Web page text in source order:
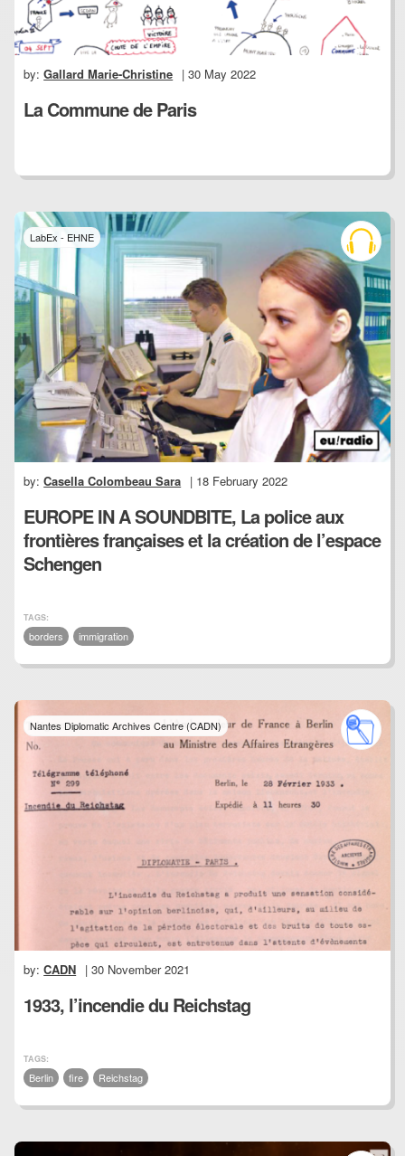
by:Gallard Marie-Christine | 30 May 2022
La Commune de Paris
LabEx - EHNE
by:Casella Colombeau Sara | 18 February 2022
EUROPE IN A SOUNDBITE, La police aux
frontières françaises et la création de l’espace
Schengen
TAGS:
borders immigration
Nantes Diplomatic Archives Centre (CADN)
by:CADN | 30 November 2021
1933, l’incendie du Reichstag
TAGS:
Berlin fire Reichstag